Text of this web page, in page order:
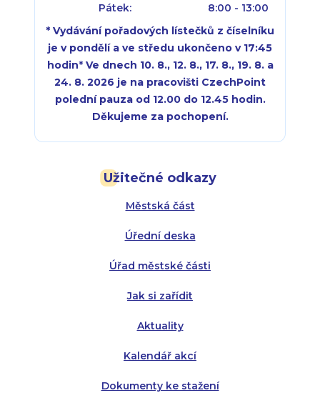
Užitečné odkazy
Městská část
Úřední deska
Úřad městské části
Jak si zařídit
Aktuality
Kalendář akcí
Dokumenty ke stažení
Pátek:
8:00 - 13:00
* Vydávání pořadových lístečků z číselníku
je v pondělí a ve středu ukončeno v 17:45
hodin* Ve dnech 10. 8., 12. 8., 17. 8., 19. 8. a
24. 8. 2026 je na pracovišti CzechPoint
polední pauza od 12.00 do 12.45 hodin.
Děkujeme za pochopení.
Úterý:
Středa:
Čtvrtek:
Pátek:
Úterý:
Středa:
Čtvrtek: